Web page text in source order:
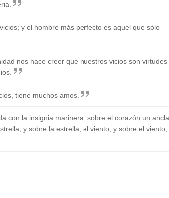
y el hombre más perfecto es aquel que sólo
nos hace creer que nuestros vicios son virtudes
tiene muchos amos.
con la insignia marinera: sobre el corazón un ancla,
y sobre la estrella, el viento, y sobre el viento,